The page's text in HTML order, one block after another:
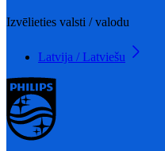
Izvēlieties valsti / valodu
Latvija / Latviešu